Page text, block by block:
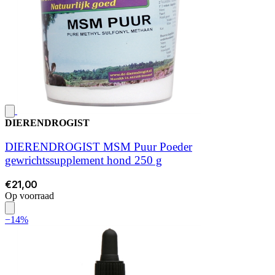
DIERENDROGIST
DIERENDROGIST MSM Puur Poeder
gewrichtssupplement hond 250 g
€21,00
Op voorraad
−14%